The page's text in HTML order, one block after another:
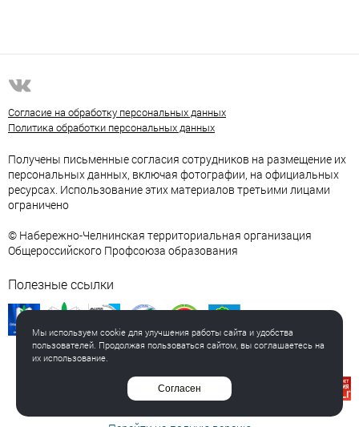
Согласие на обработку персональных данных
Политика обработки персональных данных
Получены письменные согласия сотрудников на размещение их
персональных данных, включая фотографии, на официальных
ресурсах. Использование этих материалов третьими лицами
ограничено
© Набережно-Челнинская территориальная организация
Общероссийского Профсоюза образования
Полезные ссылки
Интернет-студия LELI
Мы используем cookie для улучшения работы сайта и удобства
пользователей. Продолжая пользоваться сайтом, вы соглашаетесь на
их использование.
Согласен